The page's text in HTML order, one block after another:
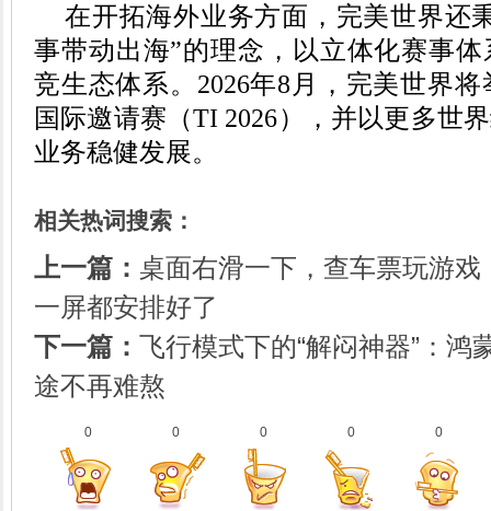
在开拓海外业务方面，完美世界还
事带动出海”的理念，以立体化赛事
竞生态体系。2026年8月，完美世界
国际邀请赛（TI 2026），并以更多世
业务稳健发展。
相关热词搜索：
上一篇： 桌面右滑一下，查车票玩游
一屏都安排好了
下一篇： 飞行模式下的“解闷神器”：鸿
途不再难熬
0 0 0 0 0